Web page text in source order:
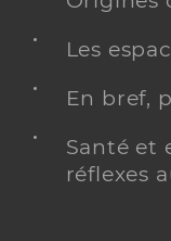
Les
En bref,
Santé et
réflexes